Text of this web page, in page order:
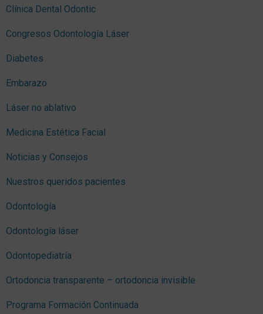
Clínica Dental Odontic
Congresos Odontología Láser
Diabetes
Embarazo
Láser no ablativo
Medicina Estética Facial
Noticias y Consejos
Nuestros queridos pacientes
Odontología
Odontología láser
Odontopediatría
Ortodoncia transparente – ortodoncia invisible
Programa Formación Continuada